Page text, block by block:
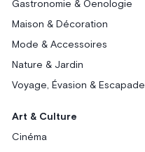
Gastronomie & Oenologie
Maison & Décoration
Mode & Accessoires
Nature & Jardin
Voyage, Évasion & Escapade
Art & Culture
Cinéma